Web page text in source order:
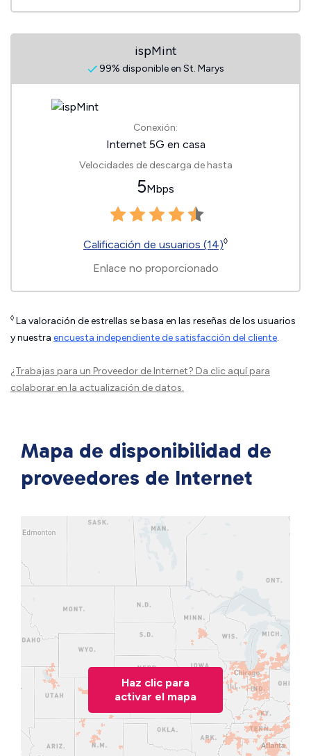
ispMint
99% disponible en St. Marys
Conexión:
Internet 5G en casa
Velocidades de descarga de hasta
5Mbps
Calificación de usuarios (14)◊
Enlace no proporcionado
◊ La valoración de estrellas se basa en las reseñas de los usuarios
y nuestra encuesta independiente de satisfacción del cliente.
¿Trabajas para un Proveedor de Internet? Da clic aquípara
colaborar en la actualización de datos.
Mapa de disponibilidad de
proveedores de Internet
Haz clic para
activar el mapa